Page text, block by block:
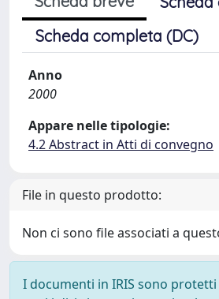
Scheda completa (DC)
Anno
2000
Appare nelle tipologie:
4.2 Abstract in Atti di convegno
File in questo prodotto:
Non ci sono file associati a
I documenti in IRIS sono